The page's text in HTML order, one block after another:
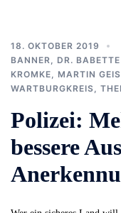
18. OKTOBER 2019
BANNER
DR.
KROMKE
MARTIN
WARTBURGKREIS
Polizei:
bessere